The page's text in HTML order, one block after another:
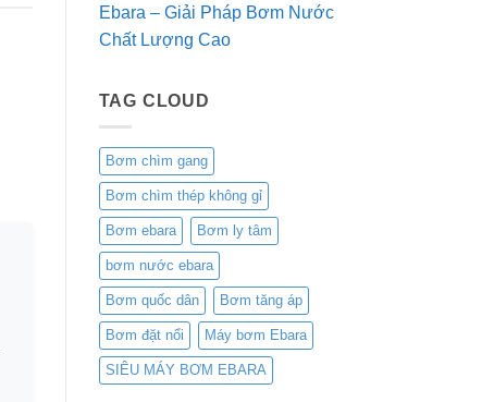
Ebara – Giải Pháp Bơm Nước
Chất Lượng Cao
TAG CLOUD
Bơm chìm gang
Bơm chìm thép không gỉ
Bơm ebara Bơm ly tâm
bơm nước ebara
Bơm quốc dân Bơm tăng áp
Bơm đặt nổi Máy bơm Ebara
SIÊU MÁY BƠM EBARA